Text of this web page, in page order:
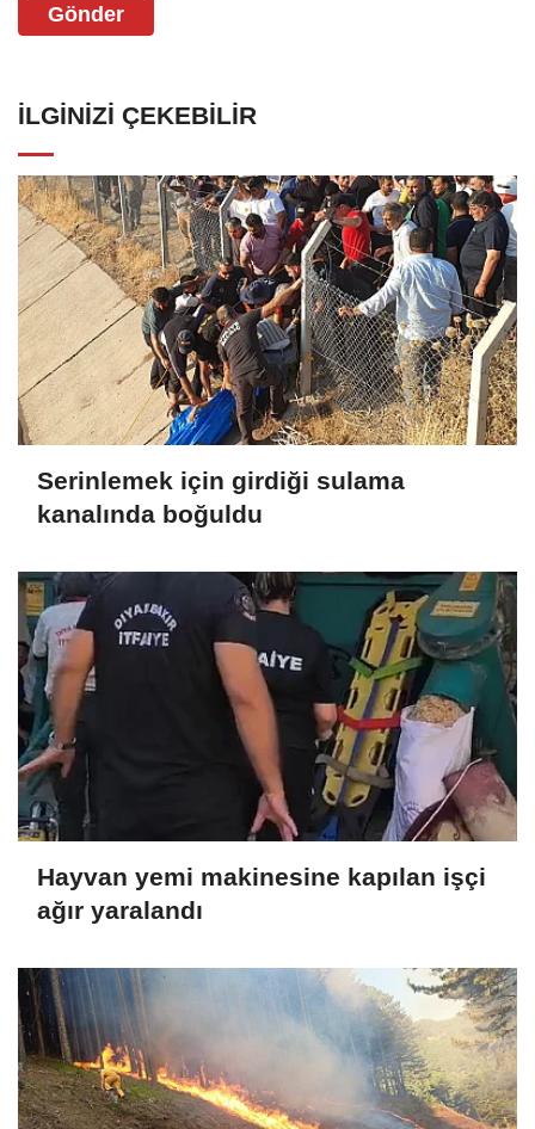
Gönder
İLGINIZI ÇEKEBILIR
Serinlemek için girdiği sulama
kanalında boğuldu
Hayvan yemi makinesine kapılan işçi
ağır yaralandı